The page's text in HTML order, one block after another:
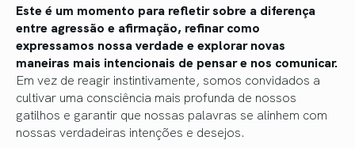
Este é um momento para refletir sobre a diferença
entre agressão e afirmação, refinar como
expressamos nossa verdade e explorar novas
maneiras mais intencionais de pensar e nos comunicar.
Em vez de reagir instintivamente, somos convidados a
cultivar uma consciência mais profunda de nossos
gatilhos e garantir que nossas palavras se alinhem com
nossas verdadeiras intenções e desejos.